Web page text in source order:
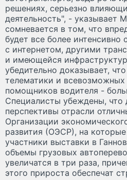
решениях, серьезно
деятельность", - указывает
сомневается в том, что
будет все более
с интернетом, другими
и имеющейся
убедительно доказывает,
телематики и всевозможных
помощников водителя -
Специалисты убеждены, что
перспективы отрасли
Организации
развития (ОЭСР), на
участники выставки в
объемы грузовых
увеличатся в три раза,
этого прироста обеспечат